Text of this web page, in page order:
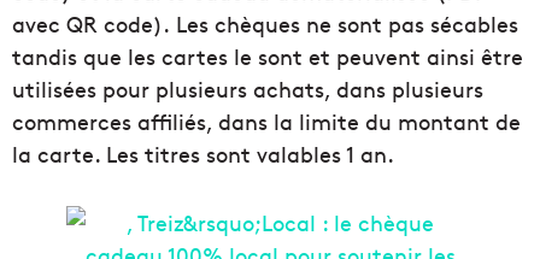
avec QR code). Les chèques ne sont pas sécables
tandis que les cartes le sont et peuvent ainsi être
utilisées pour plusieurs achats, dans plusieurs
commerces affiliés, dans la limite du montant de
la carte. Les titres sont valables 1 an.